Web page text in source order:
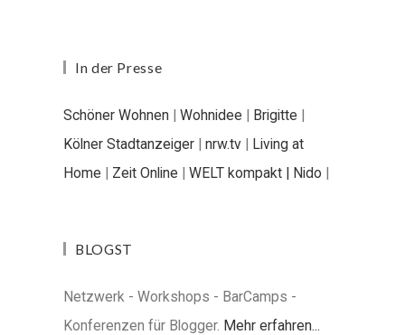
In der Presse
Schöner Wohnen | Wohnidee | Brigitte |
Kölner Stadtanzeiger | nrw.tv | Living at
Home | Zeit Online | WELT kompakt | Nido |
BLOGST
Netzwerk - Workshops - BarCamps -
Konferenzen für Blogger. Mehr erfahren...